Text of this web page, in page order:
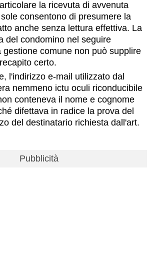
la ricevuta di avvenuta
consentono di presumere la
anche senza lettura effettiva. La
del condomino nel seguire
gestione comune non può supplire
certo.
l'indirizzo e-mail utilizzato dal
nemmeno ictu oculi riconducibile
conteneva il nome e cognome
difettava in radice la prova del
del destinatario richiesta dall'art.
Pubblicità